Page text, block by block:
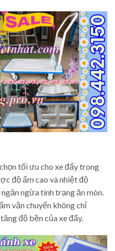
tối ưu cho xe đẩy trong
độ ẩm cao và nhiệt độ
ngừa tình trạng ăn mòn.
vận chuyển không chỉ
độ bền của xe đẩy.